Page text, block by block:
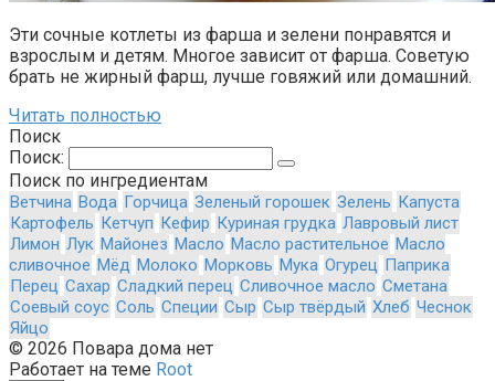
Эти сочные котлеты из фарша и зелени понравятся и
взрослым и детям. Многое зависит от фарша. Советую
брать не жирный фарш, лучше говяжий или домашний.
Читать полностью
Поиск
Поиск:
Поиск по ингредиентам
Ветчина Вода Горчица Зеленый горошек Зелень Капуста
Картофель Кетчуп Кефир Куриная грудка Лавровый лист
Лимон Лук Майонез Масло Масло растительное Масло
сливочное Мёд Молоко Морковь Мука Огурец Паприка
Перец Сахар Сладкий перец Сливочное масло Сметана
Соевый соус Соль Специи Сыр Сыр твёрдый Хлеб Чеснок
Яйцо
© 2026 Повара дома нет
Работает на теме Root